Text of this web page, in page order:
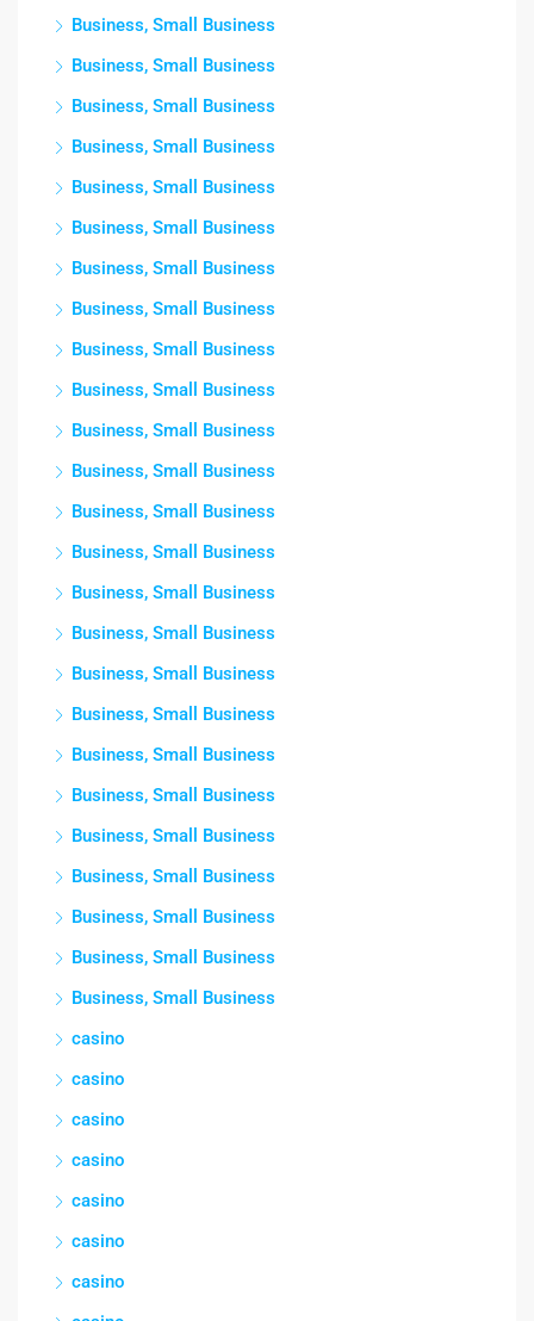
Business, Small Business
Business, Small Business
Business, Small Business
Business, Small Business
Business, Small Business
Business, Small Business
Business, Small Business
Business, Small Business
Business, Small Business
Business, Small Business
Business, Small Business
Business, Small Business
Business, Small Business
Business, Small Business
Business, Small Business
Business, Small Business
Business, Small Business
Business, Small Business
Business, Small Business
Business, Small Business
Business, Small Business
Business, Small Business
Business, Small Business
Business, Small Business
Business, Small Business
casino
casino
casino
casino
casino
casino
casino